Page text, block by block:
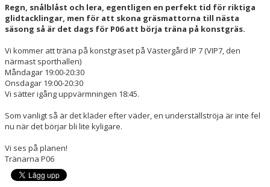
Regn, snålblåst och lera, egentligen en perfekt tid för riktiga
glidtacklingar, men för att skona gräsmattorna till nästa
säsong så är det dags för P06 att börja träna på konstgräs.
Vi kommer att träna på konstgräset på Västergård IP 7 (VIP7, den
närmast sporthallen)
Måndagar 19:00-20:30
Onsdagar 19:00-20:30
Vi sätter igång uppvärmningen 18:45.
Som vanligt så är det kläder efter väder, en underställströja är inte fel
nu när det börjar bli lite kyligare.
Vi ses på planen!
Tränarna P06